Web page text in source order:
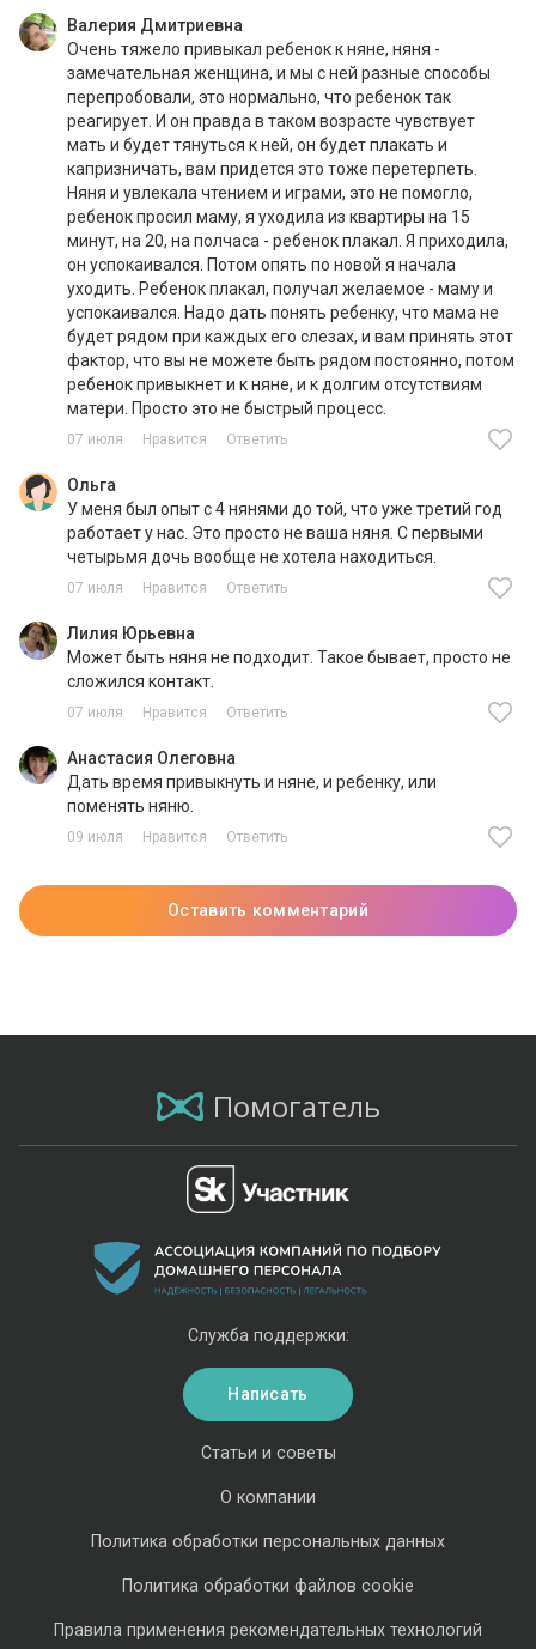
Валерия Дмитриевна
Очень тяжело привыкал ребенок к няне, няня -
замечательная женщина, и мы с ней разные способы
перепробовали, это нормально, что ребенок так
реагирует. И он правда в таком возрасте чувствует
мать и будет тянуться к ней, он будет плакать и
капризничать, вам придется это тоже перетерпеть.
Няня и увлекала чтением и играми, это не помогло,
ребенок просил маму, я уходила из квартиры на 15
минут, на 20, на полчаса - ребенок плакал. Я приходила,
он успокаивался. Потом опять по новой я начала
уходить. Ребенок плакал, получал желаемое - маму и
успокаивался. Надо дать понять ребенку, что мама не
будет рядом при каждых его слезах, и вам принять этот
фактор, что вы не можете быть рядом постоянно, потом
ребенок привыкнет и к няне, и к долгим отсутствиям
матери. Просто это не быстрый процесс.
07 июля Нравится Ответить
Ольга
У меня был опыт с 4 нянями до той, что уже третий год
работает у нас. Это просто не ваша няня. С первыми
четырьмя дочь вообще не хотела находиться.
07 июля Нравится Ответить
Лилия Юрьевна
Может быть няня не подходит. Такое бывает, просто не
сложился контакт.
07 июля Нравится Ответить
Анастасия Олеговна
Дать время привыкнуть и няне, и ребенку, или
поменять няню.
09 июля Нравится Ответить
Оставить комментарий
Помогатель
Статьи и советы
О компании
Политика обработки персональных данных
Политика обработки файлов cookie
Правила применения рекомендательных технологий
Служба поддержки:
Написать